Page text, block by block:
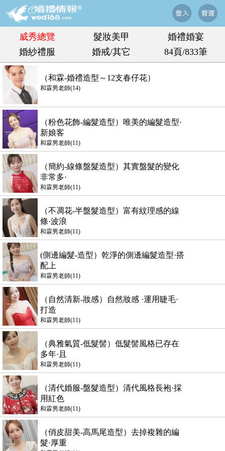
威秀總覽 髮妝美甲
婚禮婚宴
婚紗禮服
婚戒/其它 84頁/833筆
（和霖-婚禮造型～12支春仔花）
和霖男老師(14)
（粉色花飾-編髮造型）唯美的編髮造型·
新娘客
和霖男老師(11)
（簡約-線條盤髮造型）其實盤髮的變化
非常多·
和霖男老師(11)
（不凋花-半盤髮造型）富有紋理感的線
條·波浪
和霖男老師(11)
(側邊編髮-造型）乾淨的側邊編髮造型·搭
配上
和霖男老師(11)
（自然清新-妝感）自然妝感 ·運用睫毛·
打造
和霖男老師(11)
（典雅氣質-低髮髻）低髮髻風格已存在
多年·且
和霖男老師(11)
（清代婚服-盤髮造型）清代風格長袍·採
用紅色
和霖男老師(11)
（俏皮甜美-高馬尾造型）去掉複雜的編
髮·厚重